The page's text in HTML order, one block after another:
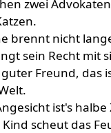
zwei
brennt nicht
sein Recht mit
Freund, das
ist's halbe
scheut das